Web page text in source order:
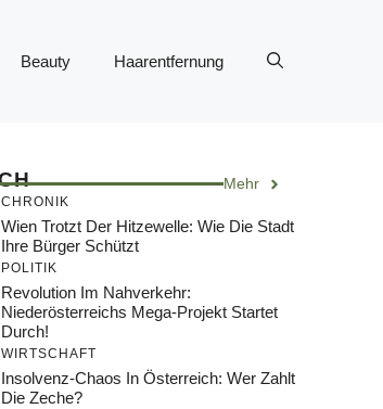
Beauty Haarentfernung
Mehr
CHRONIK
Wien Trotzt Der Hitzewelle: Wie Die Stadt
Ihre Bürger Schützt
POLITIK
Revolution Im Nahverkehr:
Niederösterreichs Mega-Projekt Startet
Durch!
WIRTSCHAFT
Insolvenz-Chaos In Österreich: Wer Zahlt
Die Zeche?